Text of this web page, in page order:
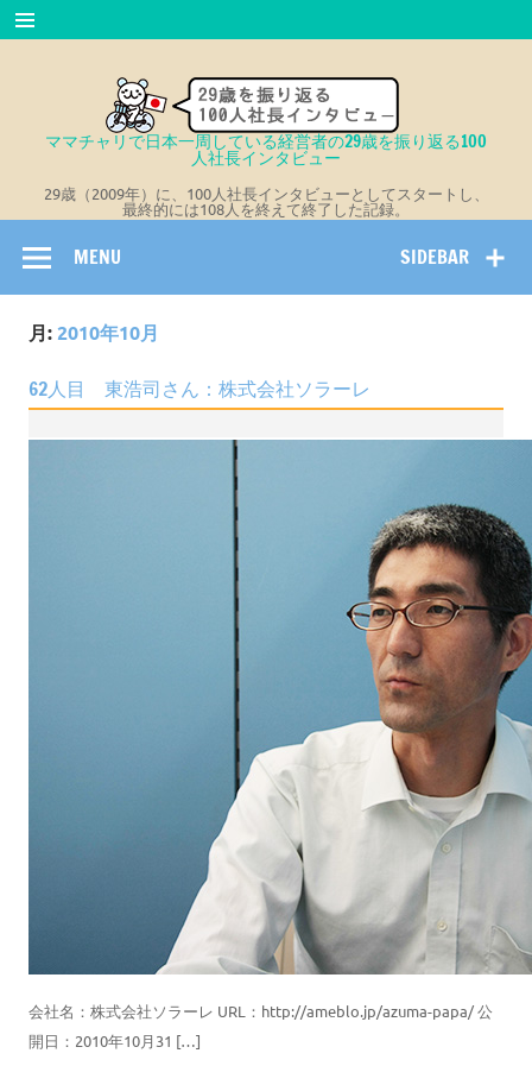
Skip
to
content
ママチャリで日本一周している経営者の29歳を振り返る100
人社長インタビュー
29歳（2009年）に、100人社長インタビューとしてスタートし、
最終的には108人を終えて終了した記録。
SIDEBAR
MENU
月:2010年10月
62人目 東浩司さん：株式会社ソラーレ
会社名：株式会社ソラーレ URL：http://ameblo.jp/azuma-papa/ 公
開日：2010年10月31 […]